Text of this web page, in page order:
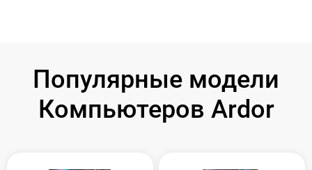
Популярные модели
Компьютеров Ardor